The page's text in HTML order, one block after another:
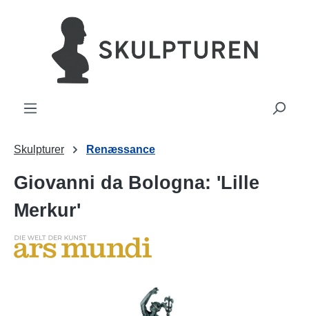
Skulpturer Renæssance
Giovanni da Bologna: 'Lille
Merkur'